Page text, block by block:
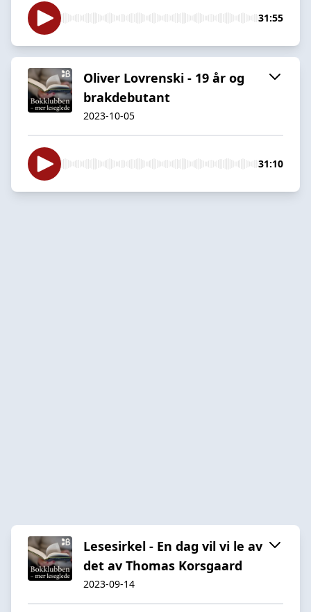
31:55
Oliver Lovrenski - 19 år og
brakdebutant
2023-10-05
31:10
Lesesirkel - En dag vil vi le av
det av Thomas Korsgaard
2023-09-14